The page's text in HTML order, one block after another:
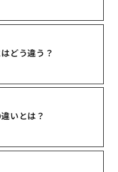
どう違う？
いとは？